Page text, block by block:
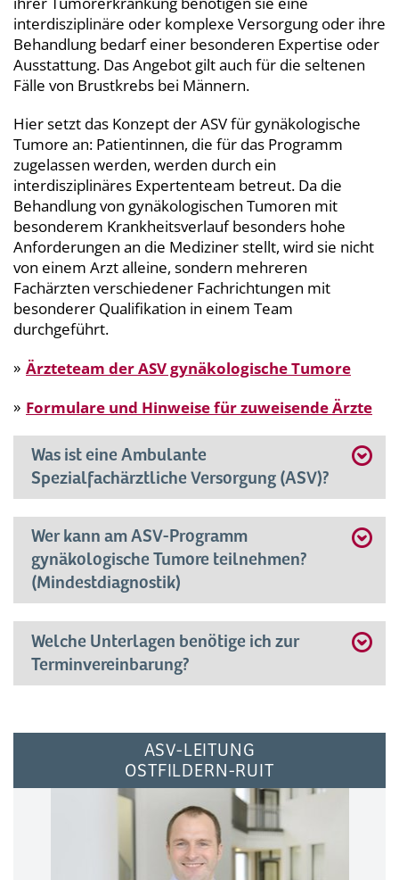
interdisziplinäre oder komplexe Versorgung oder ihre
Behandlung bedarf einer besonderen Expertise oder
Ausstattung. Das Angebot gilt auch für die seltenen
Fälle von Brustkrebs bei Männern.
Hier setzt das Konzept der ASV für gynäkologische
Tumore an: Patientinnen, die für das Programm
zugelassen werden, werden durch ein
interdisziplinäres Expertenteam betreut. Da die
Behandlung von gynäkologischen Tumoren mit
besonderem Krankheitsverlauf besonders hohe
Anforderungen an die Mediziner stellt, wird sie nicht
von einem Arzt alleine, sondern mehreren
Fachärzten verschiedener Fachrichtungen mit
besonderer Qualifikation in einem Team
durchgeführt.
Ärzteteam der ASV gynäkologische Tumore
Formulare und Hinweise für zuweisende Ärzte
Was ist eine Ambulante
Spezialfachärztliche Versorgung (ASV)?
Wer kann am ASV-Programm
gynäkologische Tumore teilnehmen?
(Mindestdiagnostik)
Welche Unterlagen benötige ich zur
Terminvereinbarung?
ASV-LEITUNG
OSTFILDERN-RUIT